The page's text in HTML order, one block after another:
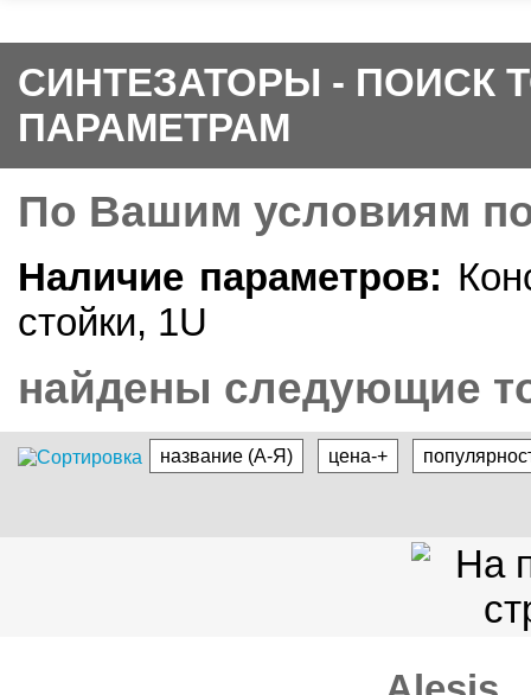
СИНТЕЗАТОРЫ - ПОИСК
ПАРАМЕТРАМ
По Вашим условиям
Наличие параметров:
стойки, 1U
найдены следующие
название (А-Я) цена-+